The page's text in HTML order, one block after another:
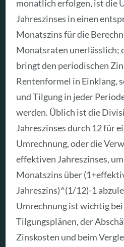
monatlich erfolgen, ist die
Jahreszinses in einen
Monatszins für die
Monatsraten unerlässlich;
bringt den periodischen
Rentenformel in Einklang,
und Tilgung in jeder
werden. Üblich ist die
Jahreszinses durch 12 für
Umrechnung, oder die
effektiven Jahreszinses,
Monatszins über
Jahreszins)^(1/12)-1
Umrechnung ist wichtig
Tilgungsplänen, der
Zinskosten und beim